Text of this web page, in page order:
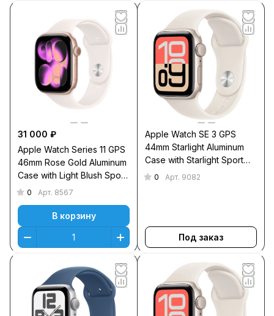
31 000 ₽
Apple Watch Series 11 GPS
46mm Rose Gold Aluminum
Case with Light Blush Sport
Band M/L
0 Арт. 8567
В корзину
Apple Watch SE 3 GPS
44mm Starlight Aluminum
Case with Starlight Sport
Band S/M
0 Арт. 9082
Под заказ